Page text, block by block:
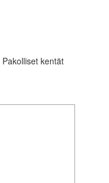
Pakolliset kentät